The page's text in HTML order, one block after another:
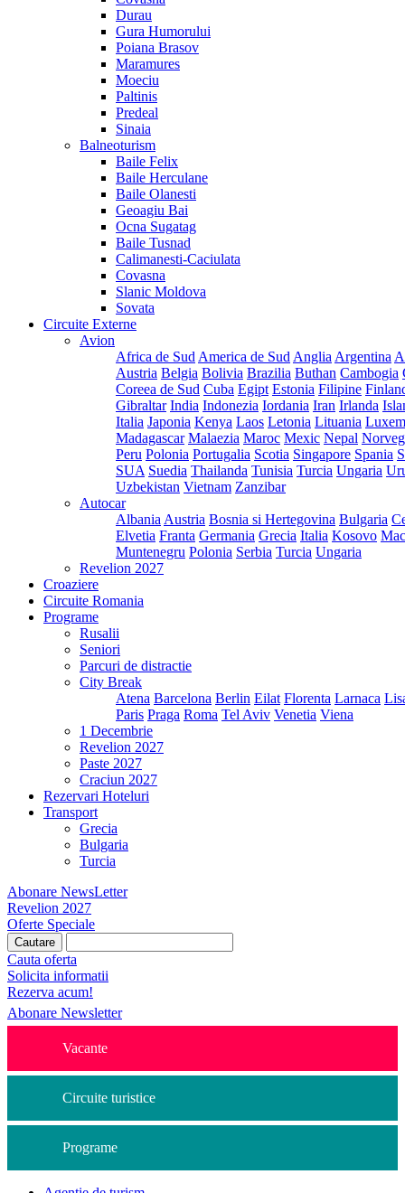
Durau
Gura Humorului
Poiana Brasov
Maramures
Moeciu
Paltinis
Predeal
Sinaia
Balneoturism
Baile Felix
Baile Herculane
Baile Olanesti
Geoagiu Bai
Ocna Sugatag
Baile Tusnad
Calimanesti-Caciulata
Covasna
Slanic Moldova
Sovata
Circuite Externe
Avion
Africa de Sud America de Sud Anglia Argentina
Austria Belgia Bolivia Brazilia Buthan Cambogia
Coreea de Sud Cuba Egipt Estonia Filipine
Gibraltar India Indonezia Iordania Iran Irlanda
Italia Japonia Kenya Laos Letonia Lituania
Madagascar Malaezia Maroc Mexic Nepal
Peru Polonia Portugalia Scotia Singapore Spania
SUA Suedia Thailanda Tunisia Turcia Ungaria
Uzbekistan Vietnam Zanzibar
Autocar
Albania Austria Bosnia si Hertegovina Bulgaria
Elvetia Franta Germania Grecia Italia Kosovo
Muntenegru Polonia Serbia Turcia Ungaria
Revelion 2027
Croaziere
Circuite Romania
Programe
Rusalii
Seniori
Parcuri de distractie
City Break
Atena Barcelona Berlin Eilat Florenta Larnaca
Paris Praga Roma Tel Aviv Venetia Viena
1 Decembrie
Revelion 2027
Paste 2027
Craciun 2027
Rezervari Hoteluri
Transport
Grecia
Bulgaria
Turcia
Abonare NewsLetter
Revelion 2027
Oferte Speciale
Cauta oferta
Solicita informatii
Rezerva acum!
Abonare Newsletter
Vacante
Circuite turistice
Programe